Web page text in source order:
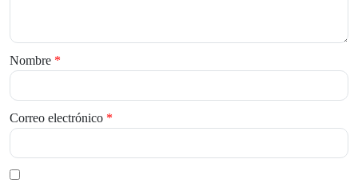
Nombre *
Correo electrónico *